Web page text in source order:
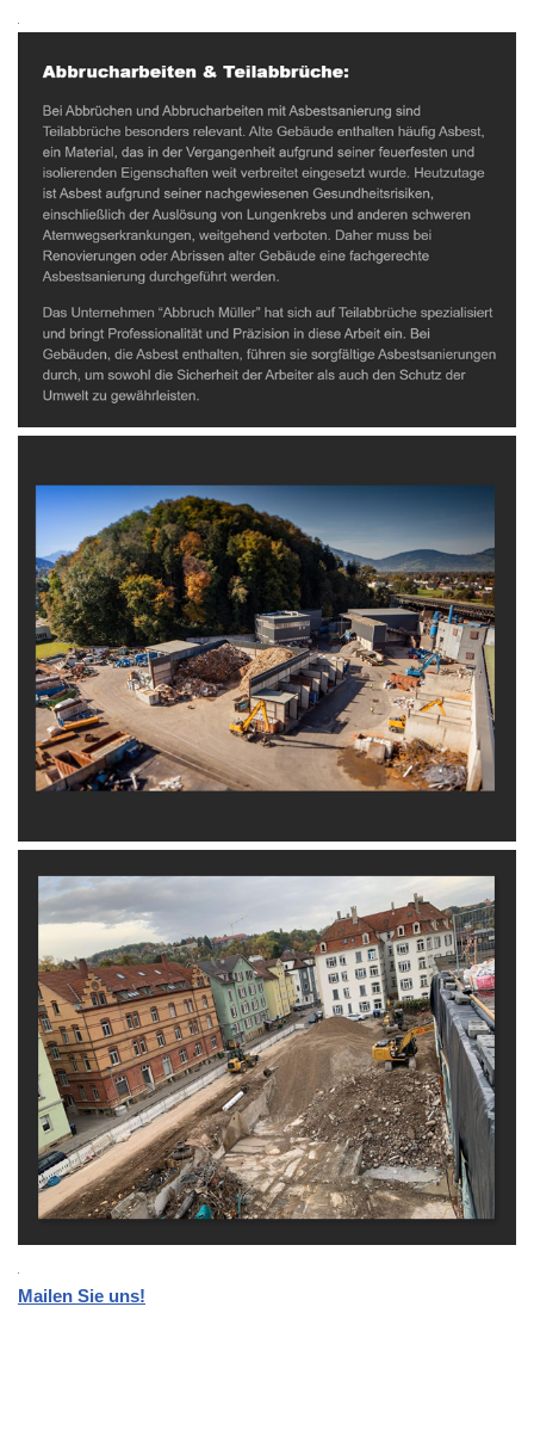
Mailen Sie uns!